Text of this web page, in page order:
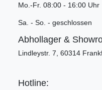
Mo.-Fr. 08:00 - 16:00 Uhr
Sa. - So. - geschlossen
Abhollager &
Lindleystr. 7, 60314
Hotline: